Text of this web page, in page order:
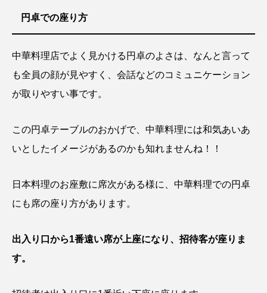
円卓での座り方
中華料理店でよく見かける円卓のよさは、なんと言って
も全員の顔が見やすく、会話などのコミュニケーション
が取りやすい事です。
この円卓テーブルのおかげで、中華料理には和気あいあ
いとしたイメージがあるのかも知れませんね！！
日本料理のお座敷に席次がある様に、中華料理での円卓
にも席の座り方があります。
出入り口から1番遠い席が上座になり、招待客が座りま
す。